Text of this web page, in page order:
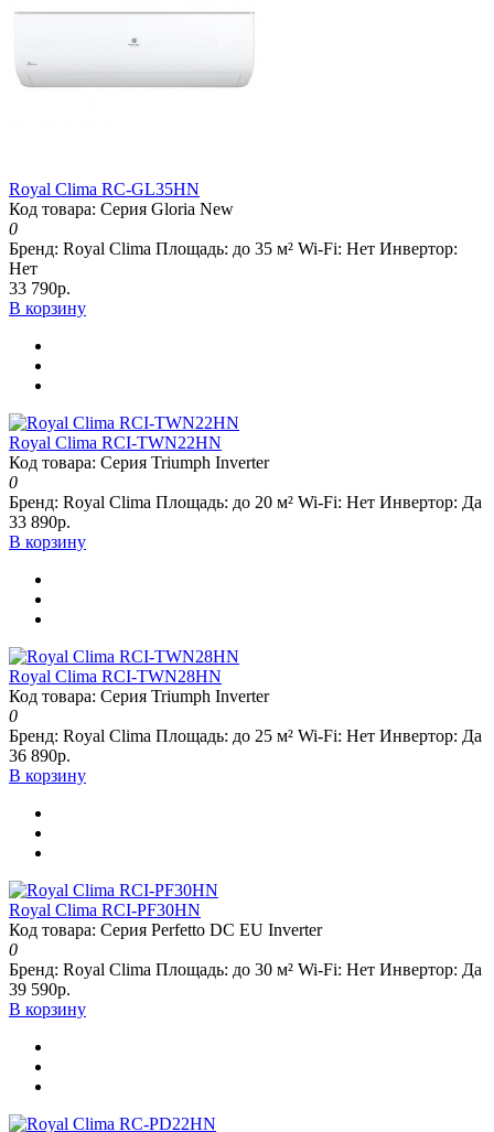
Royal Clima RC-GL35HN
Код товара: Серия Gloria New
0
Бренд: Royal Clima Площадь: до 35 м² Wi-Fi: Нет Инвертор:
Нет
33 790р.
В корзину
Royal Clima RCI-TWN22HN
Код товара: Серия Triumph Inverter
0
Бренд: Royal Clima Площадь: до 20 м² Wi-Fi: Нет Инвертор: Да
33 890р.
В корзину
Royal Clima RCI-TWN28HN
Код товара: Серия Triumph Inverter
0
Бренд: Royal Clima Площадь: до 25 м² Wi-Fi: Нет Инвертор: Да
36 890р.
В корзину
Royal Clima RCI-PF30HN
Код товара: Серия Perfetto DC EU Inverter
0
Бренд: Royal Clima Площадь: до 30 м² Wi-Fi: Нет Инвертор: Да
39 590р.
В корзину